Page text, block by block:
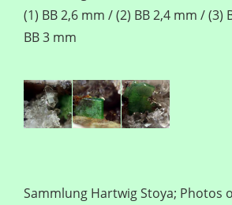
(1) BB 2,6 mm / (2) BB 2,4 mm / (3)
BB 3 mm
Sammlung Hartwig Stoya; Photos